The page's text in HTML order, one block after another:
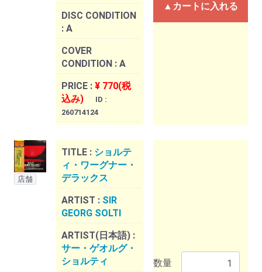
DISC CONDITION
: A
COVER
CONDITION : A
PRICE : ¥ 770(税
込み)
ID :
260714124
▲カートに入れる
店舗
TITLE : ショルテ
ィ・ワーグナー・
デラックス
ARTIST : SIR
GEORG SOLTI
ARTIST(日本語) :
サー・ゲオルグ・
ショルティ
数量